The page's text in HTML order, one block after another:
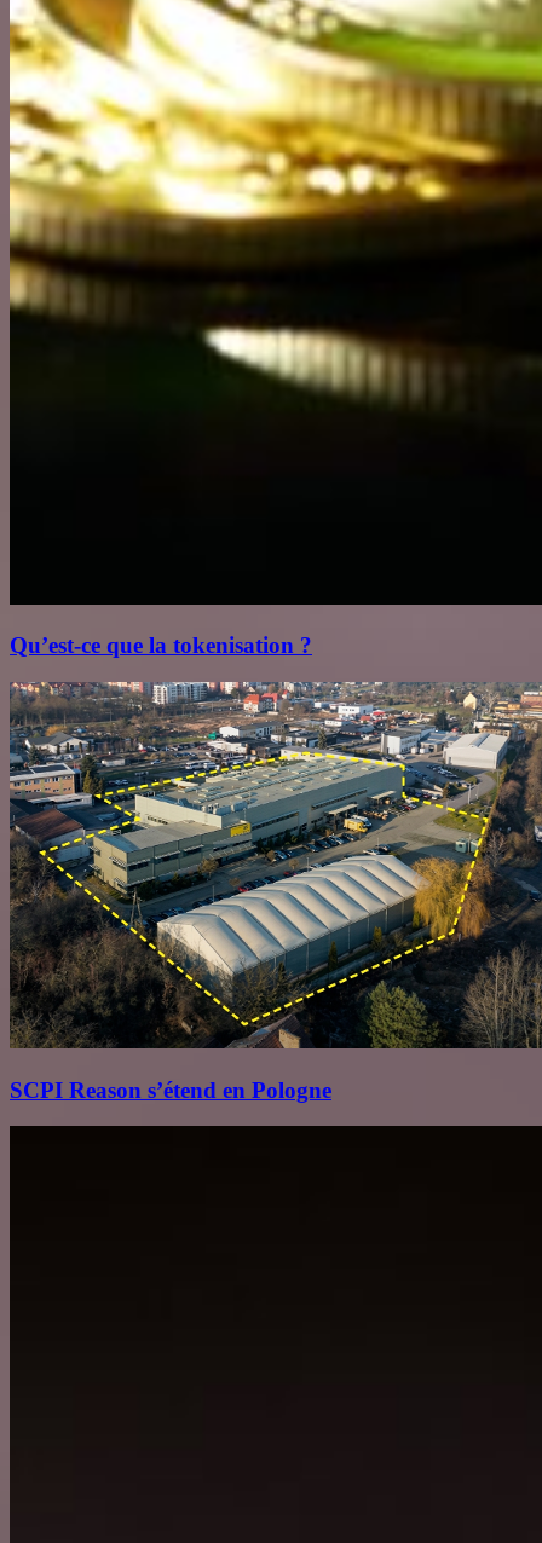
Qu’est‑ce que la tokenisation ?
SCPI Reason s’étend en Pologne